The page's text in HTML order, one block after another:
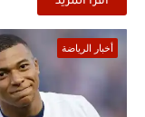
أخبار الرياضة